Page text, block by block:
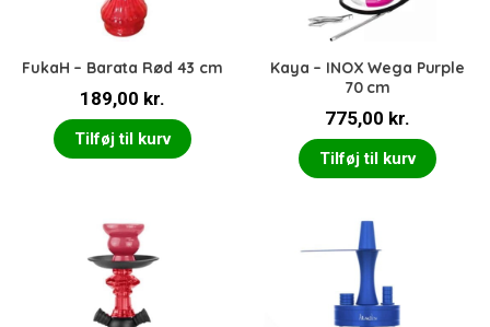
FukaH – Barata Rød 43 cm
189,00 kr.
Tilføj til kurv
Kaya – INOX Wega Purple
70 cm
775,00 kr.
Tilføj til kurv